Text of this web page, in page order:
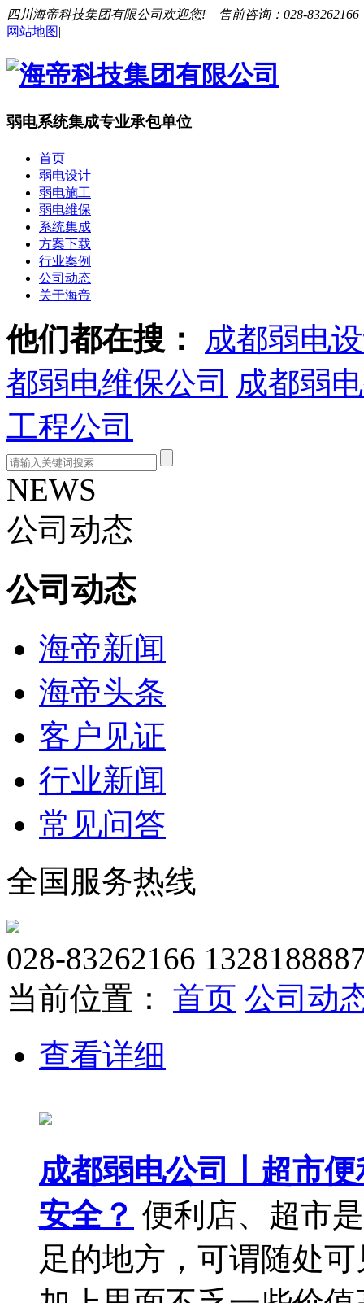
四川海帝科技集团有限公司欢迎您!
售前咨询：028-
网站地图|
弱电系统集成专业承包单位
定制开发、设计、施工和维保一站式服务
24小时服务热线
028-83262166 13281888872
首页
弱电设计
弱电施工
弱电维保
系统集成
方案下载
行业案例
公司动态
关于海帝
他们都在搜：
成都弱电
都弱电维保公司 成都弱
工程公司
NEWS
公司动态
公司动态
海帝新闻
海帝头条
客户见证
行业新闻
常见问答
全国服务热线
028-83262166
当前位置：
首页 公司动
查看详细
成都弱电公司丨超市
安全？ 便利店、超市
足的地方，可谓随处